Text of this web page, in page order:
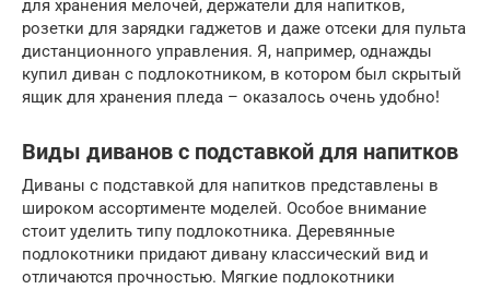
для хранения мелочей, держатели для напитков,
розетки для зарядки гаджетов и даже отсеки для пульта
дистанционного управления. Я, например, однажды
купил диван с подлокотником, в котором был скрытый
ящик для хранения пледа – оказалось очень удобно!
Виды диванов с подставкой для напитков
Диваны с подставкой для напитков представлены в
широком ассортименте моделей. Особое внимание
стоит уделить типу подлокотника. Деревянные
подлокотники придают дивану классический вид и
отличаются прочностью. Мягкие подлокотники